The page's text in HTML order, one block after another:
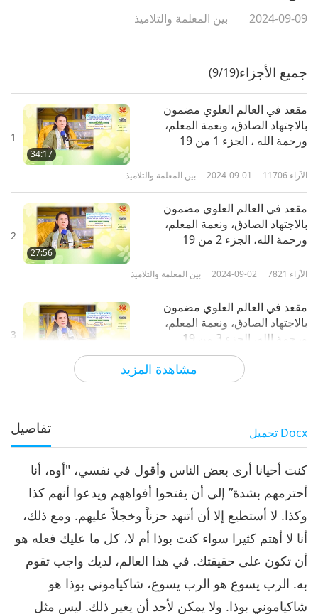
2024-09-09 بين المعلمة والتلاميذ
مشاهدة المزيد
جميع الأجزاء(9/19)
1
34:17
مقعد في العالم العلوي مضمون
بالاجتهاد الصادق، ونعمة المعلم،
ورحمة الله ، الجزء 1 من 19
بين المعلمة والتلاميذ 2024-09-01 11706 الآراء
2
27:56
مقعد في العالم العلوي مضمون
بالاجتهاد الصادق، ونعمة المعلم،
ورحمة الله، الجزء 2 من 19
بين المعلمة والتلاميذ 2024-09-02 7821 الآراء
3
مقعد في العالم العلوي مضمون
بالاجتهاد الصادق، ونعمة المعلم،
ورحمة الله، الجزء 3 من 19
بين المعلمة والتلاميذ 2024-09-03
4
29:04
ورحمة الله، الجزء 4 من 19
بين المعلمة والتلاميذ 2024-09-04 7117الآراء
مقعد في العالم العلوي مضمون
بالاجتهاد الصادق، ونعمة المعلم،
ورحمة الله، الجزء 5 من 19
بين المعلمة والتلاميذ 2024-09-05 6890 الآراء
مقعد في العالم العلوي مضمون
تفاصيل Docx
كنت أحيانا أرى بعض الناس وأقول في نفسي، "أوه، أنا
أحترمهم بشدة” إلى أن يفتحوا أفواههم ويدعوا أنهم كذا
وكذا. لا أستطيع إلا أن أتنهد حزناً وخجلاً عليهم. ومع ذلك،
أنا لا أهتم كثيرا سواء كنت بوذا أم لا، كل ما عليك فعله هو
أن تكون على حقيقتك. في هذا العالم، لديك واجب تقوم
به. الرب يسوع هو الرب يسوع، شاكياموني بوذا هو
شاكياموني بوذا. ولا يمكن لأحد أن يغير ذلك. ليس مثل